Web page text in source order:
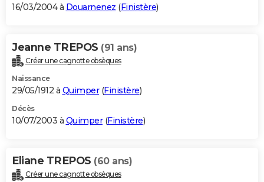
16/03/2004 à Douarnenez (Finistère)
Jeanne TREPOS (91 ans)
Créer une cagnotte obsèques
Naissance
29/05/1912 à Quimper(Finistère)
Décès
10/07/2003 à Quimper(Finistère)
Eliane TREPOS (60 ans)
Créer une cagnotte obsèques